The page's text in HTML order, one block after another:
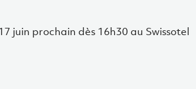
juin prochain dès 16h30 au Swissotel